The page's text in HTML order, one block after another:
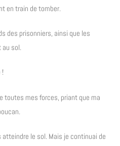
en train de tomber.
des prisonniers, ainsi que les
au sol.
!
toutes mes forces, priant que ma
le sol. Mais je continuai de